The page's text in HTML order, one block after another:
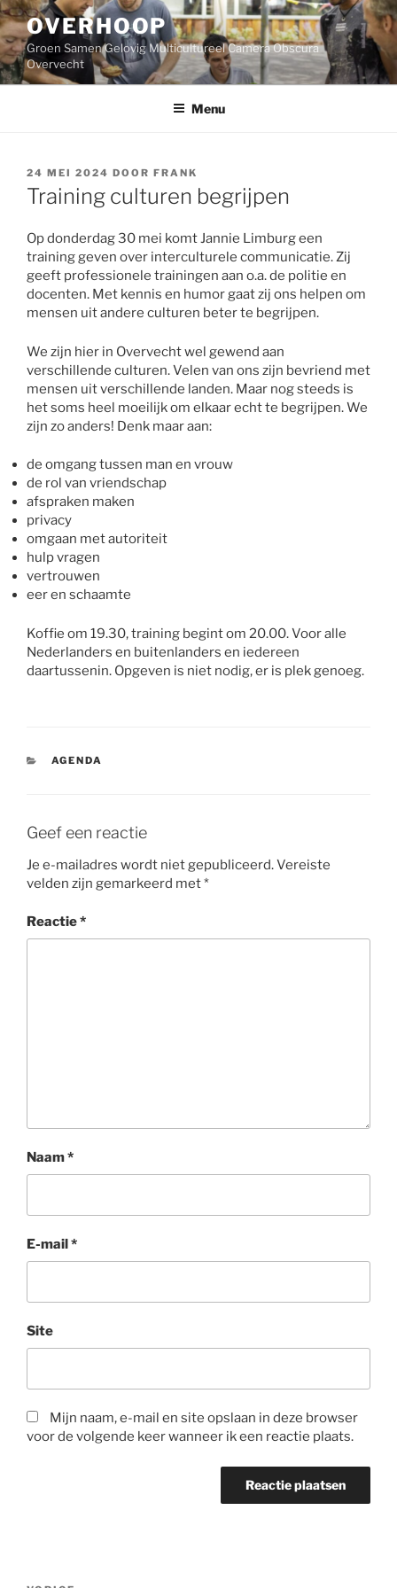
Ga
naar
de
inhoud
OVERHOOP
Groen Samen Gelovig Multicultureel Camera Obscura
Overvecht
Menu
GEPLAATST
24 MEI 2024 DOOR FRANK
Training culturen begrijpen
Op donderdag 30 mei komt Jannie Limburg een
training geven over interculturele communicatie. Zij
geeft professionele trainingen aan o.a. de politie en
docenten. Met kennis en humor gaat zij ons helpen om
mensen uit andere culturen beter te begrijpen.
We zijn hier in Overvecht wel gewend aan
verschillende culturen. Velen van ons zijn bevriend met
mensen uit verschillende landen. Maar nog steeds is
het soms heel moeilijk om elkaar echt te begrijpen. We
zijn zo anders! Denk maar aan:
de omgang tussen man en vrouw
de rol van vriendschap
afspraken maken
privacy
omgaan met autoriteit
hulp vragen
vertrouwen
eer en schaamte
Koffie om 19.30, training begint om 20.00. Voor alle
Nederlanders en buitenlanders en iedereen
daartussenin. Opgeven is niet nodig, er is plek genoeg.
CATEGORIEËN
AGENDA
Geef een reactie
Je e-mailadres wordt niet gepubliceerd.Vereiste
velden zijn gemarkeerd met*
Reactie*
Naam*
E-mail*
Site
Mijn naam, e-mail en site opslaan in deze browser
voor de volgende keer wanneer ik een reactie plaats.